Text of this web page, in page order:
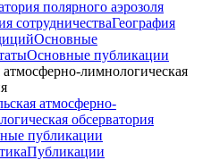
полярного аэрозоля
сотрудничестваГеография
Основные
Основные публикации
атмосферно-лимнологическая
атмосферно-
обсерватория
публикации
Публикации